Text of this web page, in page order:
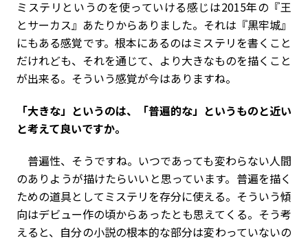
ミステリというのを使っていける感じは2015年の『王
とサーカス』あたりからありました。それは『黒牢城』
にもある感覚です。根本にあるのはミステリを書くこと
だけれども、それを通じて、より大きなものを描くこと
が出来る。そういう感覚が今はありますね。
――「大きな」というのは、「普遍的な」というものと近い
と考えて良いですか。
普遍性、そうですね。いつであっても変わらない人間
のありようが描けたらいいと思っています。普遍を描く
ための道具としてミステリを存分に使える。そういう傾
向はデビュー作の頃からあったとも思えてくる。そう考
えると、自分の小説の根本的な部分は変わっていないの